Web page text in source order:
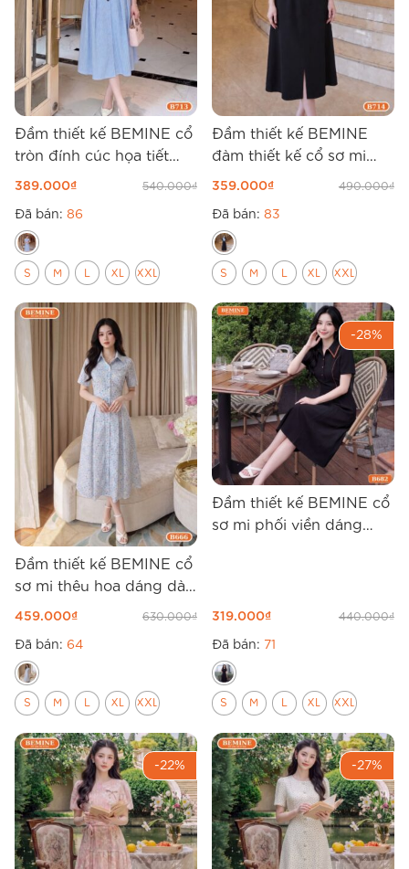
Đầm thiết kế BEMINE cổ
tròn đính cúc họa tiết
caro dáng chữ A B713
389.000₫ 540.000₫
Đã bán: 86
S M L XL XXL
Đầm thiết kế BEMINE
đàm thiết kế cổ sơ mi
phối dáng chữ A B714
359.000₫ 490.000₫
Đã bán: 83
S M L XL XXL
Đầm thiết kế BEMINE cổ
sơ mi thêu hoa dáng dài
B666
459.000₫ 630.000₫
Đã bán: 64
S M L XL XXL
-28%
Đầm thiết kế BEMINE cổ
sơ mi phối viền dáng
319.000₫ 440.000₫
Đã bán: 71
S M L XL XXL
-22% -27%